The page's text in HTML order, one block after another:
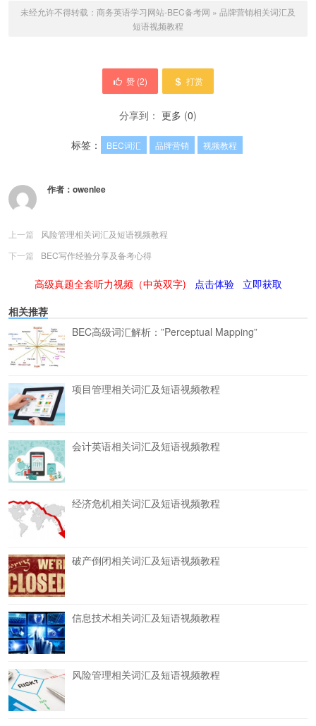
未经允许不得转载： 商务英语学习网站-BEC备考网 » 品牌营销相关词汇及
短语视频教程
赞 (2) 打赏
分享到： 更多 (0)
标签： BEC词汇 品牌营销 视频教程
作者： owenlee
上一篇
风险管理相关词汇及短语视频教程
下一篇
BEC写作经验分享及备考心得
高级真题全套听力视频（中英双字) 点击体验
立即获取
相关推荐
BEC高级词汇解析：”Perceptual Mapping”
项目管理相关词汇及短语视频教程
会计英语相关词汇及短语视频教程
经济危机相关词汇及短语视频教程
破产倒闭相关词汇及短语视频教程
信息技术相关词汇及短语视频教程
风险管理相关词汇及短语视频教程